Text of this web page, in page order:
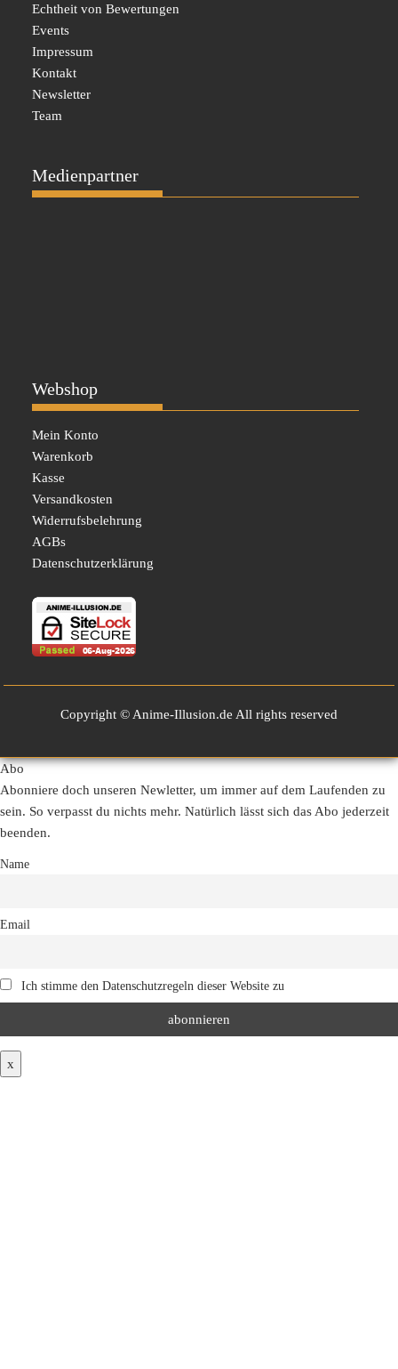
Echtheit von Bewertungen
Events
Impressum
Kontakt
Newsletter
Team
Medienpartner
Webshop
Mein Konto
Warenkorb
Kasse
Versandkosten
Widerrufsbelehrung
AGBs
Datenschutzerklärung
Copyright © Anime-Illusion.de All rights reserved
Abo
Abonniere doch unseren Newletter, um immer auf dem Laufenden zu
sein. So verpasst du nichts mehr. Natürlich lässt sich das Abo jederzeit
beenden.
Name
Email
Ich stimme den Datenschutzregeln dieser Website zu
x